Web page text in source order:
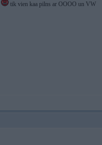
tik vien kaa pilns ar OOOO un VW